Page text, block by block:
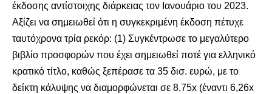
έκδοσης αντίστοιχης διάρκειας τον Ιανουάριο του 2023.
Αξίζει να σημειωθεί ότι η συγκεκριμένη έκδοση πέτυχε
ταυτόχρονα τρία ρεκόρ: (1) Συγκέντρωσε το μεγαλύτερο
βιβλίο προσφορών που έχει σημειωθεί ποτέ για ελληνικό
κρατικό τίτλο, καθώς ξεπέρασε τα 35 δισ. ευρώ, με το
δείκτη κάλυψης να διαμορφώνεται σε 8,75x (έναντι 6,26x